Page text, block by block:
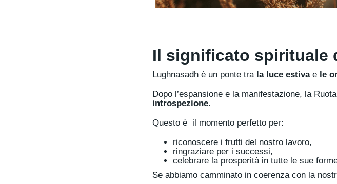
Il significato spirituale
Lughnasadh è un ponte tra la luce estivae le
Dopo l’espansione e la manifestazione, la
introspezione.
Questo è il momento perfetto per:
riconoscere i frutti del nostro lavoro,
ringraziare per i successi,
celebrare la prosperità in tutte le sue
Se abbiamo camminato in coerenza con la